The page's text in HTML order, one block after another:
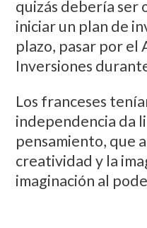
quizás debería ser
iniciar un plan de
plazo, pasar por
Inversiones
Los franceses
independencia da
pensamiento, que
creatividad y la
imaginación al